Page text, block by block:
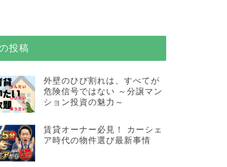
投稿
外壁のひび割れは、すべてが
危険信号ではない ～分譲マン
ション投資の魅力～
賃貸オーナー必見！ カーシェ
ア時代の物件選び最新事情